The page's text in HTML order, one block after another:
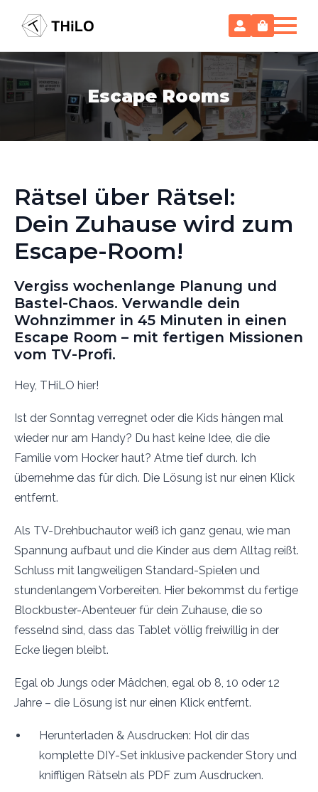
Escape Rooms
Rätsel über Rätsel:
Dein Zuhause wird zum
Escape-Room!
Vergiss wochenlange Planung und
Bastel-Chaos. Verwandle dein
Wohnzimmer in 45 Minuten in einen
Escape Room – mit fertigen Missionen
vom TV-Profi.
Hey, THiLO hier!
Ist der Sonntag verregnet oder die Kids hängen mal
wieder nur am Handy? Du hast keine Idee, die die
Familie vom Hocker haut? Atme tief durch. Ich
übernehme das für dich. Die Lösung ist nur einen Klick
entfernt.
Als TV-Drehbuchautor weiß ich ganz genau, wie man
Spannung aufbaut und die Kinder aus dem Alltag reißt.
Schluss mit langweiligen Standard-Spielen und
stundenlangem Vorbereiten. Hier bekommst du fertige
Blockbuster-Abenteuer für dein Zuhause, die so
fesselnd sind, dass das Tablet völlig freiwillig in der
Ecke liegen bleibt.
Egal ob Jungs oder Mädchen, egal ob 8, 10 oder 12
Jahre – die Lösung ist nur einen Klick entfernt.
Herunterladen & Ausdrucken: Hol dir das
komplette DIY-Set inklusive packender Story und
kniffligen Rätseln als PDF zum Ausdrucken.